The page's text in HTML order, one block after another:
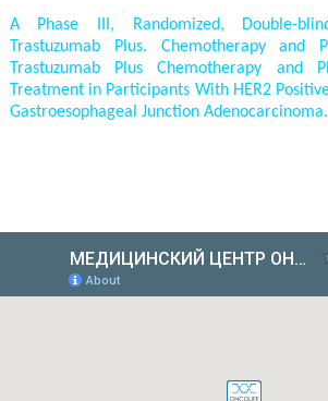
A Phase III, Randomized, Double-
Trastuzumab Plus. Chemotherapy and
Trastuzumab Plus Chemotherapy and
Treatment in Participants With HER2
Gastroesophageal Junction Adenocarcinoma.